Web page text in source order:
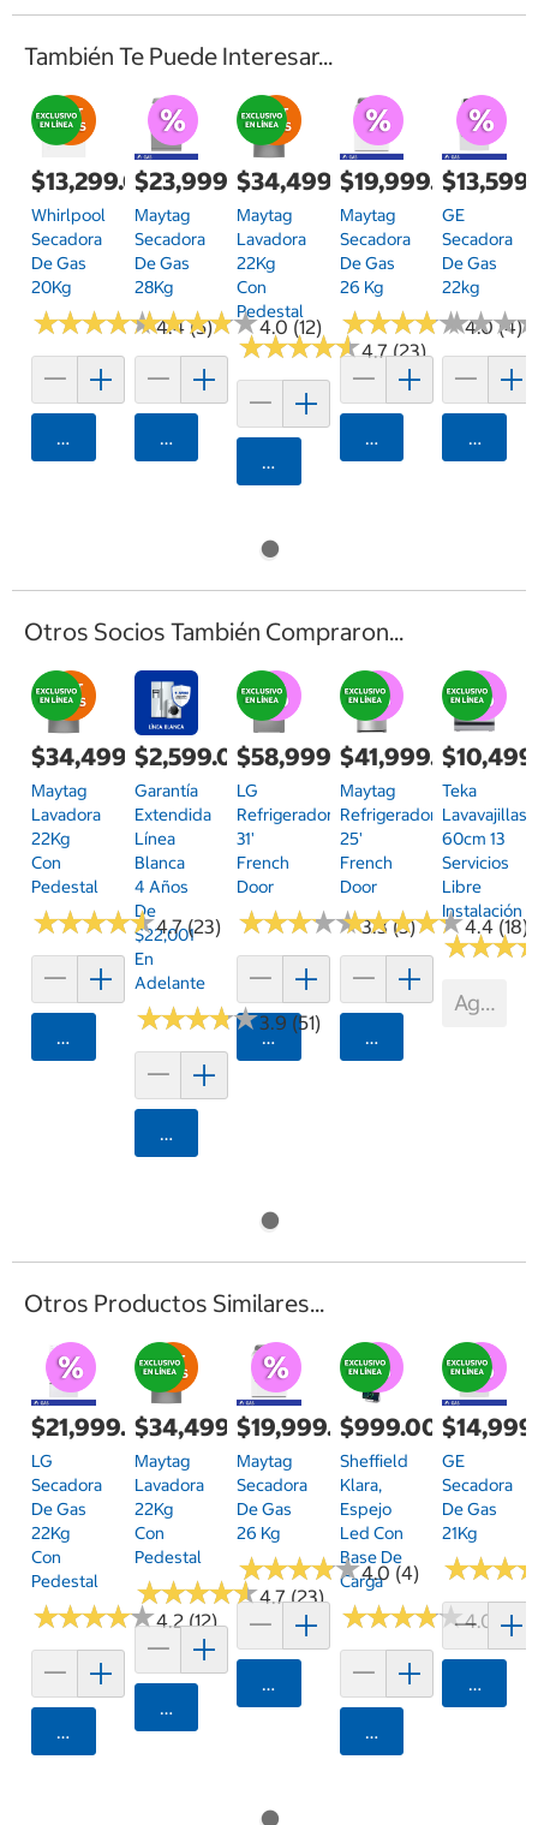
También Te Puede Interesar...
$13,299.00
Whirlpool
Secadora
De Gas
20Kg
★★★★★
★★★★★4.4 (5)
Agregar
$23,999.00
Maytag
Secadora
De Gas
28Kg
★★★★★
★★★★★4.0 (12)
Agregar
$34,499.00
Maytag
Lavadora
22Kg
Con
Pedestal
★★★★★
★★★★★4.7 (23)
Agregar
$19,999.00
Maytag
Secadora
De Gas
26 Kg
★★★★★
★★★★★4.0 (4)
Agregar
GE
Secadora
De Gas
22kg
★★★
★★★
Otros Socios También Compraron...
$34,499.00
Maytag
Lavadora
22Kg
Con
Pedestal
★★★★★
★★★★★4.7 (23)
Agregar
$2,599.00
Garantía
Extendida
Línea
Blanca
4 Años
De
$22,001
En
Adelante
★★★★★
★★★★★3.9 (51)
Agregar
$58,999.00
LG
Refrigerador
31'
French
Door
★★★★★
★★★★★3.3 (3)
Agregar
$41,999.00
Maytag
Refrigerador
25'
French
Door
★★★★★
★★★★★4.4 (18)
Agregar
Teka
Lavavajillas
60cm 13
Servicios
Libre
Instalación
★★★
★★★
Otros Productos Similares...
$21,999.00
LG
Secadora
De Gas
22Kg
Con
Pedestal
★★★★★
★★★★★4.2 (12)
Agregar
$34,499.00
Maytag
Lavadora
22Kg
Con
Pedestal
★★★★★
★★★★★4.7 (23)
Agregar
$19,999.00
Maytag
Secadora
De Gas
26 Kg
★★★★★
★★★★★4.0 (4)
Agregar
$999.00
Sheffield
Klara,
Espejo
Led Con
Base De
Carga
★★★★★
★★★★★4.0 (4)
Agregar
GE
Secadora
De Gas
21Kg
★★★
★★★